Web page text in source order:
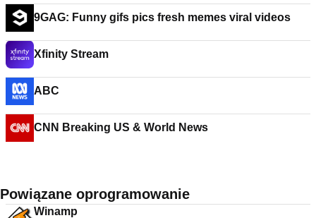
9GAG: Funny gifs pics fresh memes viral videos
Xfinity Stream
ABC
CNN Breaking US & World News
Powiązane oprogramowanie
Winamp